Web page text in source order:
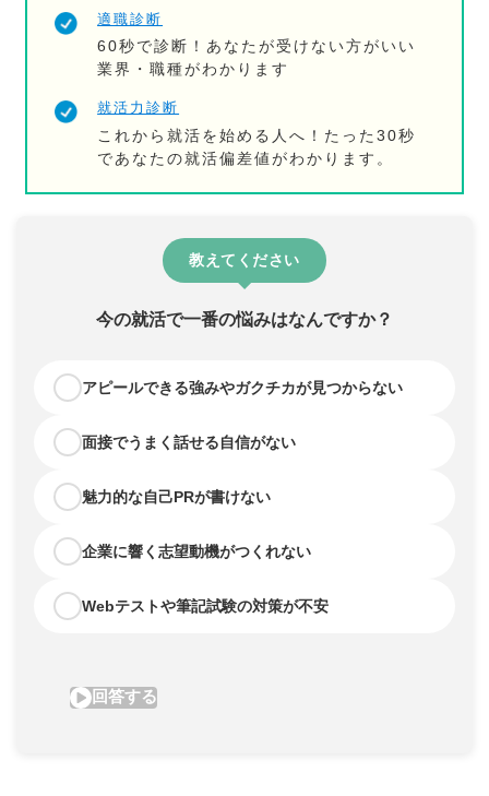
適職診断
60秒で診断！あなたが受けない方がいい
業界・職種がわかります
就活力診断
これから就活を始める人へ！たった30秒
であなたの就活偏差値がわかります。